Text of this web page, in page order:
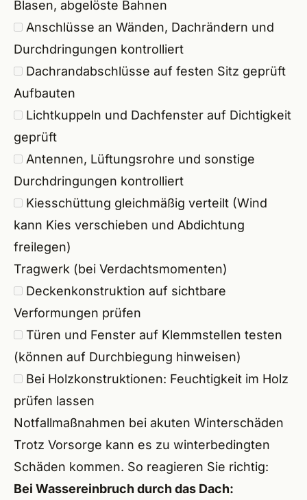
Blasen, abgelöste Bahnen
Anschlüsse an Wänden, Dachrändern und
Durchdringungen kontrolliert
Dachrandabschlüsse auf festen Sitz geprüft
Aufbauten
Lichtkuppeln und Dachfenster auf Dichtigkeit
geprüft
Antennen, Lüftungsrohre und sonstige
Durchdringungen kontrolliert
Kiesschüttung gleichmäßig verteilt (Wind
kann Kies verschieben und Abdichtung
freilegen)
Tragwerk (bei Verdachtsmomenten)
Deckenkonstruktion auf sichtbare
Verformungen prüfen
Türen und Fenster auf Klemmstellen testen
(können auf Durchbiegung hinweisen)
Bei Holzkonstruktionen: Feuchtigkeit im Holz
prüfen lassen
Notfallmaßnahmen bei akuten Winterschäden
Trotz Vorsorge kann es zu winterbedingten
Schäden kommen. So reagieren Sie richtig:
Bei Wassereinbruch durch das Dach: